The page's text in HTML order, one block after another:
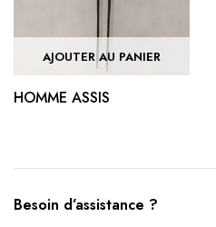
AJOUTER AU PANIER
HOMME ASSIS
Besoin d’assistance ?